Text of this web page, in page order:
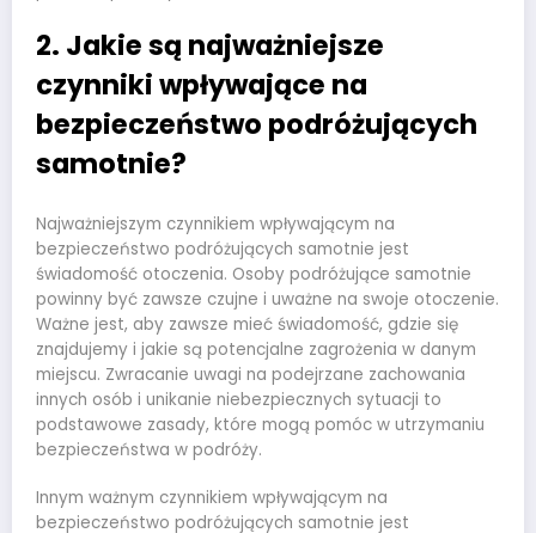
2. Jakie są najważniejsze
czynniki wpływające na
bezpieczeństwo podróżujących
samotnie?
Najważniejszym czynnikiem wpływającym na
bezpieczeństwo podróżujących samotnie jest
świadomość otoczenia. Osoby podróżujące samotnie
powinny być zawsze czujne i uważne na swoje otoczenie.
Ważne jest, aby zawsze mieć świadomość, gdzie się
znajdujemy i jakie są potencjalne zagrożenia w danym
miejscu. Zwracanie uwagi na podejrzane zachowania
innych osób i unikanie niebezpiecznych sytuacji to
podstawowe zasady, które mogą pomóc w utrzymaniu
bezpieczeństwa w podróży.
Innym ważnym czynnikiem wpływającym na
bezpieczeństwo podróżujących samotnie jest